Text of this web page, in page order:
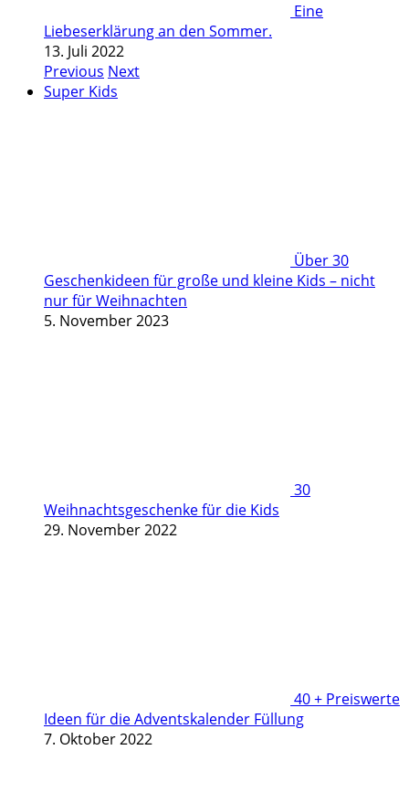
Eine
Liebeserklärung an den Sommer.
13. Juli 2022
Previous Next
Super Kids
Über 30
Geschenkideen für große und kleine Kids – nicht
nur für Weihnachten
5. November 2023
30
Weihnachtsgeschenke für die Kids
29. November 2022
40 + Preiswerte
Ideen für die Adventskalender Füllung
7. Oktober 2022